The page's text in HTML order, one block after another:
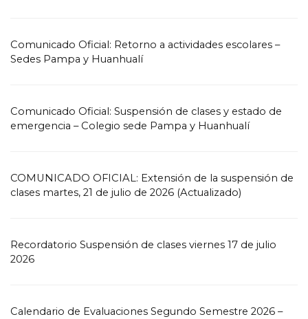
Comunicado Oficial: Retorno a actividades escolares –
Sedes Pampa y Huanhualí
Comunicado Oficial: Suspensión de clases y estado de
emergencia – Colegio sede Pampa y Huanhualí
COMUNICADO OFICIAL: Extensión de la suspensión de
clases martes, 21 de julio de 2026 (Actualizado)
Recordatorio Suspensión de clases viernes 17 de julio
2026
Calendario de Evaluaciones Segundo Semestre 2026 –